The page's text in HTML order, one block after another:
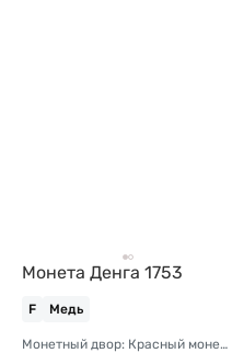
Монета Денга 1753
F Медь
Монетный двор: Красный монетный двор (Москва)